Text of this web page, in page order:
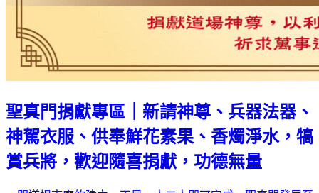
聖真門捐獻專區｜新請神尊、兵器法器、
神駕衣服、供奉鮮花素果、香燭淨水，犒
賞兵將，歡迎隨喜捐獻，功德無量